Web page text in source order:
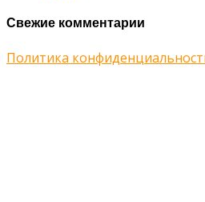
Свежие комментарии
Политика